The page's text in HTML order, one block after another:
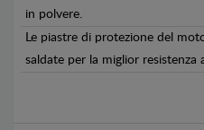
in polvere.
Le piastre di protezione del
saldate per la miglior resistenza